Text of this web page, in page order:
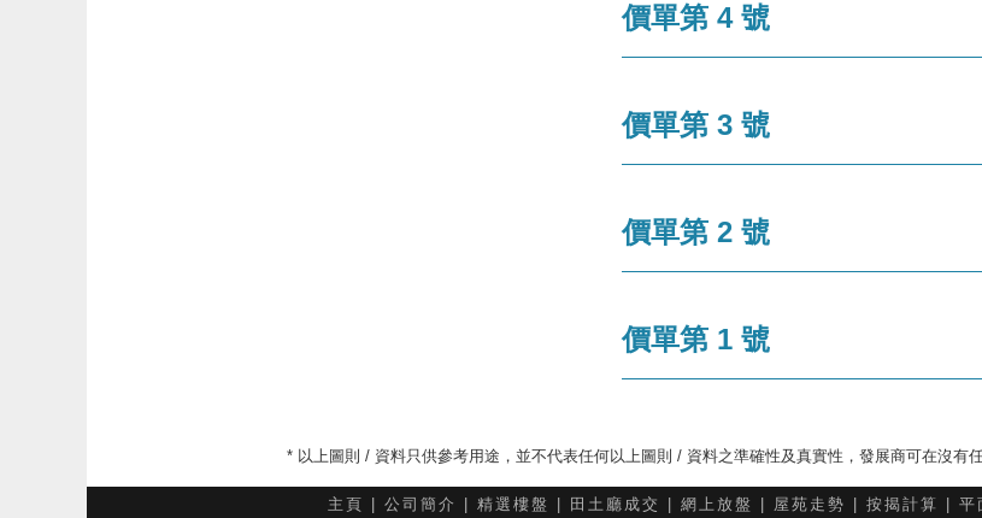
價單第 4 號
價單第 3 號
價單第 2 號
價單第 1 號
* 以上圖則 / 資料只供參考用途，並不代表任何以上圖則 / 資料之準確性及真實性，發展商可在沒有
主頁 公司簡介 精選樓盤 田土廳成交 網上放盤 屋苑走勢 按揭計算 平